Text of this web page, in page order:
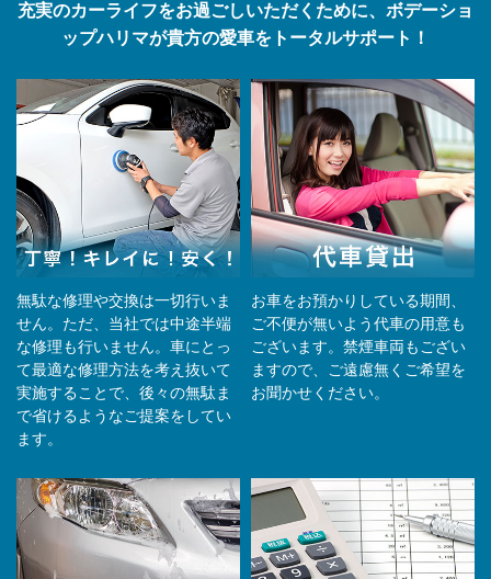
充実のカーライフをお過ごしいただくために、ボデーショ
ップハリマが貴方の愛車をトータルサポート！
無駄な修理や交換は一切行いま
せん。ただ、当社では中途半端
な修理も行いません。車にとっ
て最適な修理方法を考え抜いて
実施することで、後々の無駄ま
で省けるようなご提案をしてい
ます。
お車をお預かりしている期間、
ご不便が無いよう代車の用意も
ございます。禁煙車両もござい
ますので、ご遠慮無くご希望を
お聞かせください。